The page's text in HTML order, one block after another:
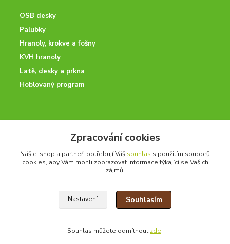
OSB desky
Palubky
Hranoly, krokve a fošny
KVH hranoly
Latě, desky a prkna
Hoblovaný program
Potřebujete poradit? Neváhejte nás kontaktovat.
+420 728 600 625
po - pá 7:00 - 15:00
Zpracování cookies
Náš e-shop a partneři potřebují Váš souhlas s použitím souborů
cookies, aby Vám mohli zobrazovat informace týkající se Vašich
zájmů.
Nastavení Souhlasím
Souhlas můžete odmítnout zde.